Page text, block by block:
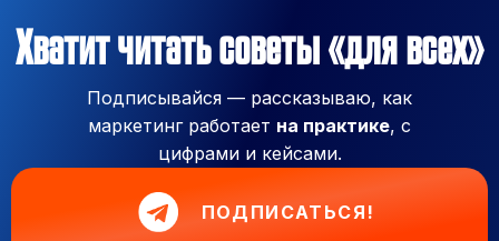
Хватит читать советы «для всех»
Подписывайся — рассказываю, как
маркетинг работает на практике, с
цифрами и кейсами.
ПОДПИСАТЬСЯ!